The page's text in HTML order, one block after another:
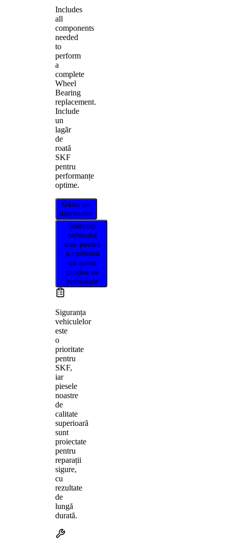
Includes
all
components
needed
to
perform
a
complete
Wheel
Bearing
replacement.
Include
un
lagăr
de
roată
SKF
pentru
performanțe
optime.
Găsiți un
distribuitor
Selectați
vehiculul
dvs. pentru
a confirma
că acest
produs se
potrivește
Siguranța
vehiculelor
este
o
prioritate
pentru
SKF,
iar
piesele
noastre
de
calitate
superioară
sunt
proiectate
pentru
reparații
sigure,
cu
rezultate
de
lungă
durată.